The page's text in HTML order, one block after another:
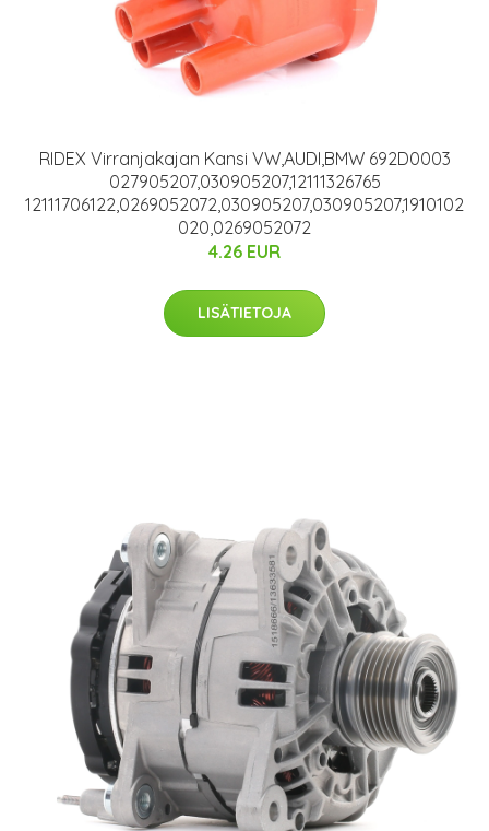
RIDEX Virranjakajan Kansi VW,AUDI,BMW 692D0003
027905207,030905207,12111326765
12111706122,0269052072,030905207,030905207,1910102
020,0269052072
4.26 EUR
LISÄTIETOJA